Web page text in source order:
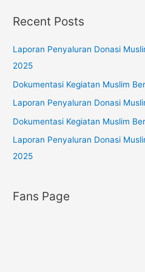
re
o
r
i
e
s
Recent Posts
Laporan Penyaluran Donasi
2025
Dokumentasi Kegiatan Muslim
Laporan Penyaluran Donasi
Dokumentasi Kegiatan Muslim
Laporan Penyaluran Donasi
2025
Fans Page